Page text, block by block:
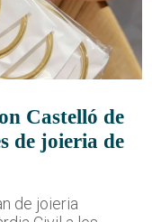
Castelló de
de joieria de
de joieria